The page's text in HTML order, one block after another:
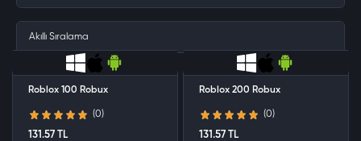
Roblox 100 Robux
(0)
131.57 TL
Roblox 200 Robux
(0)
131.57 TL